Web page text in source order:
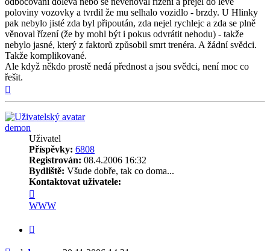
poloviny vozovky a tvrdil že mu selhalo vozidlo - brzdy. U Hlinky
pak nebylo jisté zda byl připoután, zda nejel rychlejc a zda se plně
věnoval řízení (že by mohl být i pokus odvrátit nehodu) - takže
nebylo jasné, který z faktorů způsobil smrt trenéra. A žádní svědci.
Takže komplikované.
Ale když někdo prostě nedá přednost a jsou svědci, není moc co
řešit.
demon
Uživatel
Příspěvky: 6808
Registrován: 08.4.2006 16:32
Bydliště: Všude dobře, tak co doma...
Kontaktovat uživatele:
uživatele
demon
WWW